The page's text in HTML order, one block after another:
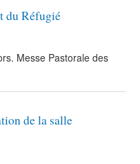
du Réfugié
Messe Pastorale des
de la salle